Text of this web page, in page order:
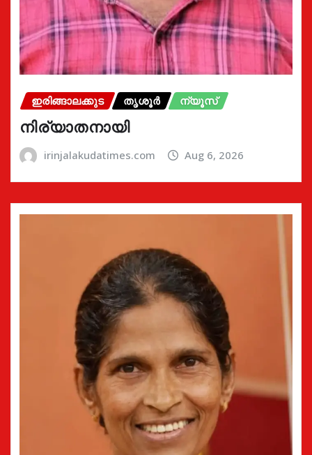
ഇരിങ്ങാലക്കുട തൃശൂർ ന്യൂസ്
നിര്യാതനായി
irinjalakudatimes.com Aug 6, 2026